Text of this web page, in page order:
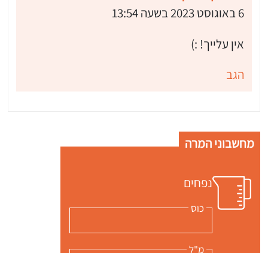
6 באוגוסט 2023 בשעה 13:54
אין עלייך! :)
הגב
מחשבוני המרה
נפחים
כוס
מ"ל